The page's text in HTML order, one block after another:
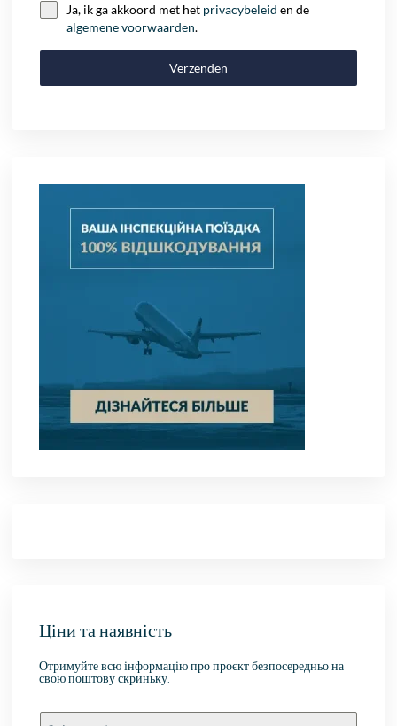
Ja, ik ga akkoord met het privacybeleid en de
algemene voorwaarden.
Verzenden
Ціни та наявність
Отримуйте всю інформацію про проєкт безпосередньо на
свою поштову скриньку.